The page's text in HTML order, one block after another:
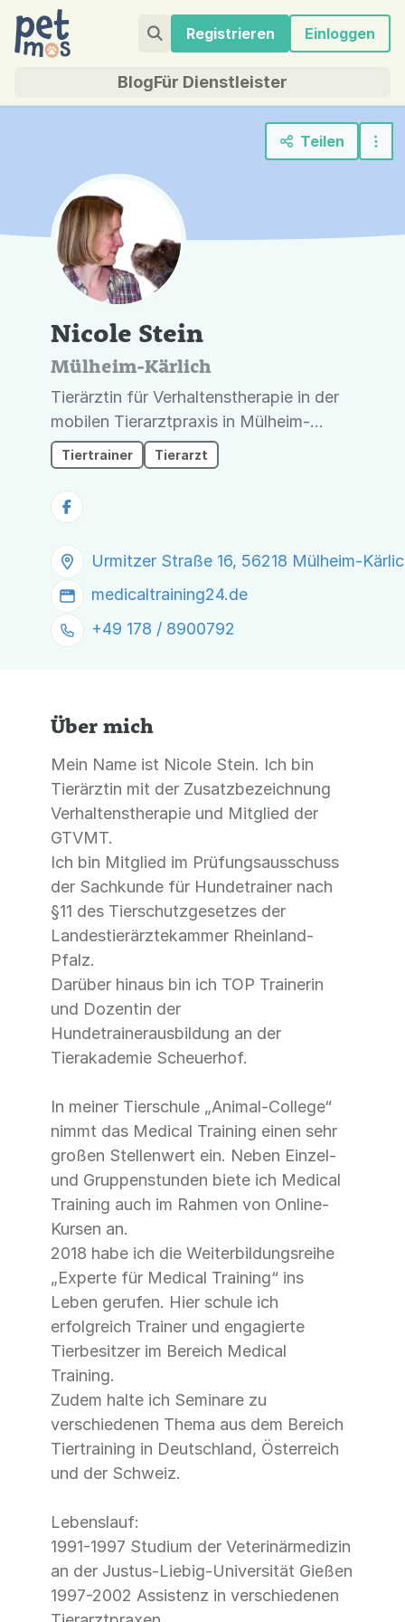
Registrieren Einloggen
BlogFür Dienstleister
Teilen
Nicole Stein
Mülheim-Kärlich
Tierärztin für Verhaltenstherapie in der
mobilen Tierarztpraxis in Mülheim-
Kärlich
Tiertrainer Tierarzt
Urmitzer Straße 16, 56218 Mülheim-
medicaltraining24.de
+49 178 / 8900792
Über mich
Mein Name ist Nicole Stein. Ich bin
Tierärztin mit der Zusatzbezeichnung
Verhaltenstherapie und Mitglied der
GTVMT.
Ich bin Mitglied im Prüfungsausschuss
der Sachkunde für Hundetrainer nach
§11 des Tierschutzgesetzes der
Landestierärztekammer Rheinland-
Pfalz.
Darüber hinaus bin ich TOP Trainerin
und Dozentin der
Hundetrainerausbildung an der
Tierakademie Scheuerhof.
In meiner Tierschule „Animal-College“
nimmt das Medical Training einen sehr
großen Stellenwert ein. Neben Einzel-
und Gruppenstunden biete ich Medical
Training auch im Rahmen von Online-
Kursen an.
2018 habe ich die Weiterbildungsreihe
„Experte für Medical Training“ ins
Leben gerufen. Hier schule ich
erfolgreich Trainer und engagierte
Tierbesitzer im Bereich Medical
Training.
Zudem halte ich Seminare zu
verschiedenen Thema aus dem Bereich
Tiertraining in Deutschland, Österreich
und der Schweiz.
Lebenslauf:
1991-1997 Studium der Veterinärmedizin
an der Justus-Liebig-Universität Gießen
1997-2002 Assistenz in verschiedenen